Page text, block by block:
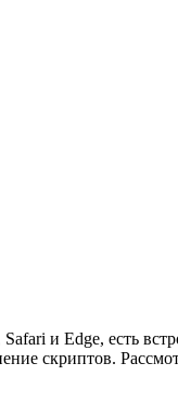
и Edge, есть
скриптов.